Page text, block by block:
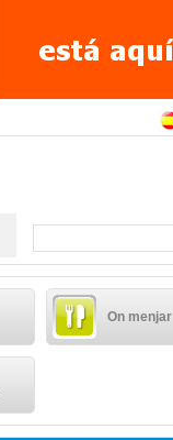
On menjar